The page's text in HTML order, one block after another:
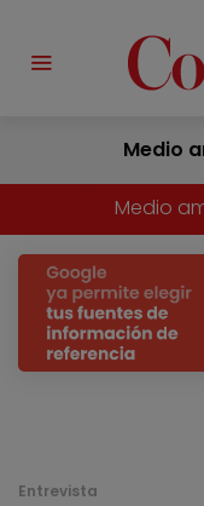
Medio
Medio
Entrevista